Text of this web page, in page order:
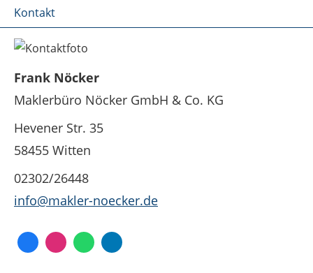
Kontakt
Frank Nöcker
Maklerbüro Nöcker GmbH & Co. KG
Hevener Str. 35
58455 Witten
02302/26448
info@makler-noecker.de